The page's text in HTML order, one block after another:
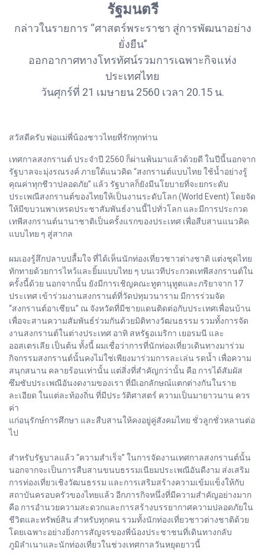
รัฐมนตรี
กล่าวในรายการ “ศาสตร์พระราชา สู่การพัฒนาอย่าง
ยั่งยืน”
ออกอากาศทางโทรทัศน์รวมการเฉพาะกิจแห่ง
ประเทศไทย
วันศุกร์ที่ 21 เมษายน 2560 เวลา 20.15 น.
สวัสดีครับ พ่อแม่พี่น้องชาวไทยที่รักทุกท่าน
เทศกาลสงกรานต์ ประจำปี 2560 ก็ผ่านพ้นมาแล้วด้วยดี ในปีนี้นอกจาก
รัฐบาลจะมุ่งรณรงค์ ภายใต้แนวคิด “สงกรานต์แบบไทย ใช้น้ำอย่างรู้
คุณค่าทุกชีวาปลอดภัย” แล้ว รัฐบาลก็ยังมีนโยบายที่จะยกระดับ
ประเพณีสงกรานต์ของไทยให้เป็นงานระดับโลก (World Event) โดยจัด
ให้มีขบวนพาเหรดประชาสัมพันธ์งานนี้ไปทั่วโลก และมีการประกวด
เทพีสงกรานต์นานาชาติเป็นครั้งแรกของประเทศ เพื่อสืบสานแนวคิด
แบบไทย ๆ สู่สากล
ผมเองรู้สึกปลาบปลื้มใจ ที่ได้เห็นนักท่องเที่ยวชาวต่างชาติ แต่งชุดไทย
ทักทายด้วยการไหว้และยิ้มแบบไทย ๆ บนเวทีประกวดเทพีสงกรานต์ใน
ครั้งนี้ด้วย นอกจากนั้น ยังมีการเชิญคณะทูตานุทูตและภริยาจาก 17
ประเทศ เข้าร่วมงานสงกรานต์ที่วัดปทุมวนาราม มีการร่วมจัด
“สงกรานต์อาเซียน” ณ จังหวัดที่มีชายแดนติดต่อกับประเทศเพื่อนบ้าน
เพื่อจะสานความสัมพันธ์ร่วมกันด้วยมิติทางวัฒนธรรม รวมทั้งการจัด
งานสงกรานต์ในต่างประเทศ อาทิ สหรัฐอเมริกา เยอรมนี และ
ออสเตรเลีย เป็นต้น ทั้งนี้ ผมเชื่อว่าการที่นักท่องเที่ยวเดินทางมาร่วม
กิจกรรมสงกรานต์นั้นคงไม่ใช่เพียงมาร่วมการละเล่น รดน้ำ เพื่อความ
สนุกสนาน คลายร้อนเท่านั้น แต่สิ่งที่สำคัญกว่านั้น คือ การได้สัมผัส
ซึมซับประเพณีอันงดงามของเรา ที่มีเอกลักษณ์แตกต่างกันในราย
ละเอียด ในแต่ละท้องถิ่น ที่มีประวัติศาสตร์ ความเป็นมายาวนาน ควร
ค่า
แก่อนุรักษ์การศึกษา และสืบสานให้คงอยู่คู่สังคมไทย ชั่วลูกชั่วหลานต่อ
ไป
สำหรับรัฐบาลแล้ว “ความสำเร็จ” ในการจัดงานเทศกาลสงกรานต์นั้น
นอกจากจะเป็นการสืบสานขนบธรรมเนียมประเพณีอันดีงาม ส่งเสริม
การท่องเที่ยวเชิงวัฒนธรรม และการเสริมสร้างความเข้มแข็งให้กับ
สถาบันครอบครัวของไทยแล้ว อีกภารกิจหนึ่งที่มีความสำคัญอย่างมาก
คือ การอำนวยความสะดวกและการสร้างบรรยากาศความปลอดภัยใน
ชีวิตและทรัพย์สิน สำหรับทุกคน รวมทั้งนักท่องเที่ยวชาวต่างชาติด้วย
โดยเฉพาะอย่างยิ่งการสัญจรของพี่น้องประชาชนที่เดินทางกลับ
ภูมิลำเนาและนักท่องเที่ยวในช่วงเทศกาลวันหยุดยาวนี้